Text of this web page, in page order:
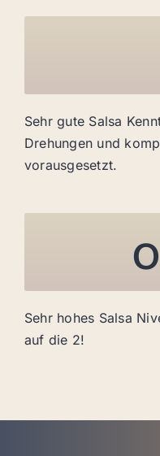
Sehr gute Salsa
Drehungen und
vorausgesetzt.
Sehr hohes Salsa
auf die 2!